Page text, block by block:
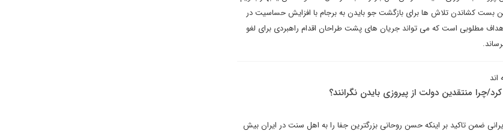
بست کشاندن تلاش ها برای بازگشت جو بایدن به برجام با افزایش حساسیت در
مطلوبی است که می تواند جریان های پشت طراحان اقدام راهبردی برای لغو
چرا منتقدین دولت از پیروزی بایدن نگرانند؟
ضمن تاکید بر اینکه حسن روحانی بزرگترین جفا را به اهل سنت در ایران بیش